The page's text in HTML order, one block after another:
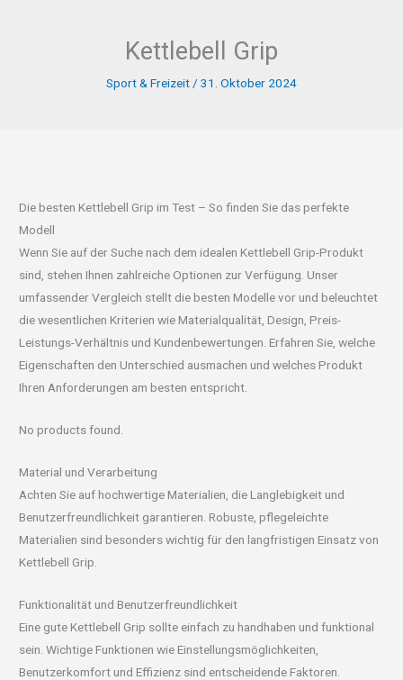
Kettlebell Grip
Sport & Freizeit / 31. Oktober 2024
Die besten Kettlebell Grip im Test – So finden Sie das perfekte
Modell
Wenn Sie auf der Suche nach dem idealen Kettlebell Grip-Produkt
sind, stehen Ihnen zahlreiche Optionen zur Verfügung. Unser
umfassender Vergleich stellt die besten Modelle vor und beleuchtet
die wesentlichen Kriterien wie Materialqualität, Design, Preis-
Leistungs-Verhältnis und Kundenbewertungen. Erfahren Sie, welche
Eigenschaften den Unterschied ausmachen und welches Produkt
Ihren Anforderungen am besten entspricht.
No products found.
Material und Verarbeitung
Achten Sie auf hochwertige Materialien, die Langlebigkeit und
Benutzerfreundlichkeit garantieren. Robuste, pflegeleichte
Materialien sind besonders wichtig für den langfristigen Einsatz von
Kettlebell Grip.
Funktionalität und Benutzerfreundlichkeit
Eine gute Kettlebell Grip sollte einfach zu handhaben und funktional
sein. Wichtige Funktionen wie Einstellungsmöglichkeiten,
Benutzerkomfort und Effizienz sind entscheidende Faktoren.